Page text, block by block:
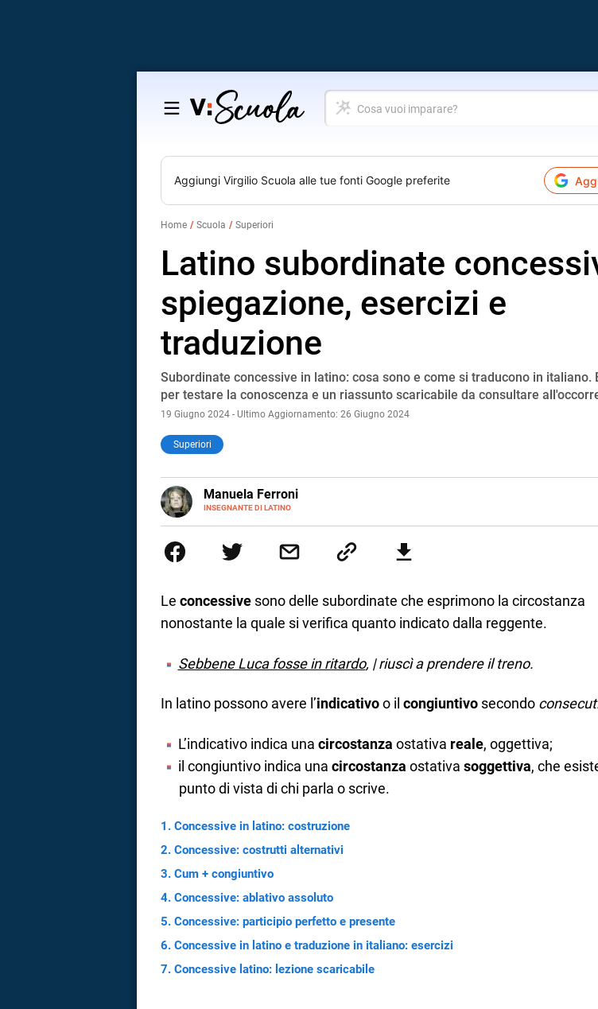
Salta
contenuto
Cosa
vuoi
Aggiungi Virgilio Scuola alle tue fonti Google preferite
Home Scuola Superiori
Latino subordinate
spiegazione, esercizi e
traduzione
Subordinate concessive in latino: cosa sono e come si traducono in italiano.
per testare la conoscenza e un riassunto scaricabile da consultare
19 Giugno 2024 - Ultimo Aggiornamento: 26 Giugno 2024
Superiori
Manuela Ferroni
INSEGNANTE DI LATINO
Insegna italiano, latino e storia alle superiori da quasi quindici anni. Si occupa
ricerca archivistica e di epistolografia pontificia.
Le concessive sono delle subordinate che esprimono la circostanza
nonostante la quale si verifica quanto indicato dalla reggente.
Sebbene Luca fosse in ritardo, | riuscì a prendere il treno.
In latino possono avere l’indicativoo il congiuntivo secondo
L’indicativo indica una circostanza ostativa reale, oggettiva;
il congiuntivo indica una circostanza ostativa soggettiva, che
punto di vista di chi parla o scrive.
Concessive in latino: costruzione
Concessive: costrutti alternativi
Cum + congiuntivo
Concessive: ablativo assoluto
Concessive: participio perfetto e presente
Concessive in latino e traduzione in italiano: esercizi
Concessive latino: lezione scaricabile